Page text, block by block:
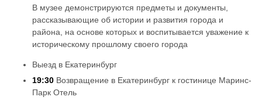
В музее демонстрируются предметы и документы,
рассказывающие об истории и развития города и
района, на основе которых и воспитывается уважение к
историческому прошлому своего города
Выезд в Екатеринбург
19:30 Возвращение в Екатеринбург к гостинице Маринс-
Парк Отель